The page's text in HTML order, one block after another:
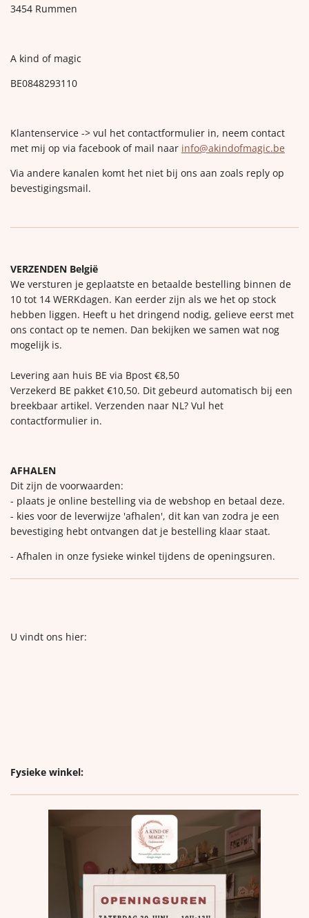
3454 Rummen
A kind of magic
BE0848293110
Klantenservice -> vul het contactformulier in, neem contact
met mij op via facebook of mail naar info@akindofmagic.be
Via andere kanalen komt het niet bij ons aan zoals reply op
bevestigingsmail.
VERZENDEN België
We versturen je geplaatste en betaalde bestelling binnen de
10 tot 14 WERKdagen. Kan eerder zijn als we het op stock
hebben liggen. Heeft u het dringend nodig, gelieve eerst met
ons contact op te nemen. Dan bekijken we samen wat nog
mogelijk is.
Levering aan huis BE via Bpost €8,50
Verzekerd BE pakket €10,50. Dit gebeurd automatisch bij een
breekbaar artikel. Verzenden naar NL? Vul het
contactformulier in.
AFHALEN
Dit zijn de voorwaarden:
- plaats je online bestelling via de webshop en betaal deze.
- kies voor de leverwijze 'afhalen', dit kan van zodra je een
bevestiging hebt ontvangen dat je bestelling klaar staat.
- Afhalen in onze fysieke winkel tijdens de openingsuren.
U vindt ons hier:
Fysieke winkel: